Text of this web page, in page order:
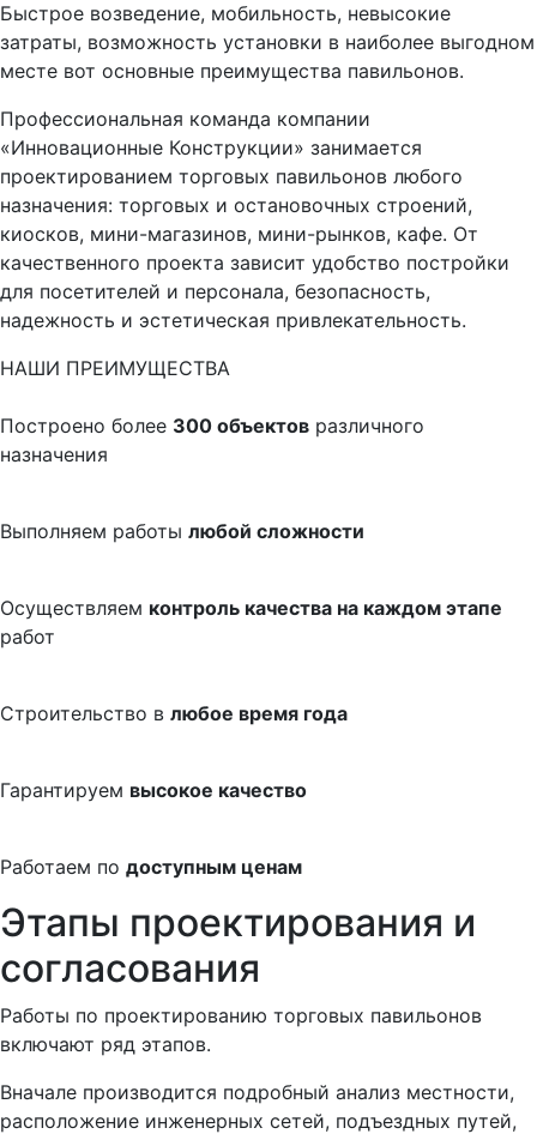
Быстрое возведение, мобильность, невысокие
затраты, возможность установки в наиболее выгодном
месте вот основные преимущества павильонов.
Профессиональная команда компании
«Инновационные Конструкции» занимается
проектированием торговых павильонов любого
назначения: торговых и остановочных строений,
киосков, мини-магазинов, мини-рынков, кафе. От
качественного проекта зависит удобство постройки
для посетителей и персонала, безопасность,
надежность и эстетическая привлекательность.
НАШИ ПРЕИМУЩЕСТВА
Построено более 300 объектов различного
назначения
Выполняем работы любой сложности
Осуществляем контроль качества на каждом этапе
работ
Строительство в любое время года
Гарантируем высокое качество
Работаем по доступным ценам
Этапы проектирования и
согласования
Работы по проектированию торговых павильонов
включают ряд этапов.
Вначале производится подробный анализ местности,
расположение инженерных сетей, подъездных путей,